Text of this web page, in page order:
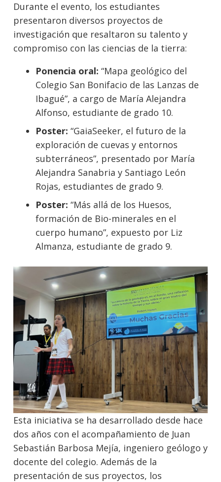
Durante el evento, los estudiantes
presentaron diversos proyectos de
investigación que resaltaron su talento y
compromiso con las ciencias de la tierra:
Ponencia oral: “Mapa geológico del
Colegio San Bonifacio de las Lanzas de
Ibagué”, a cargo de María Alejandra
Alfonso, estudiante de grado 10.
Poster: “GaiaSeeker, el futuro de la
exploración de cuevas y entornos
subterráneos”, presentado por María
Alejandra Sanabria y Santiago León
Rojas, estudiantes de grado 9.
Poster: “Más allá de los Huesos,
formación de Bio-minerales en el
cuerpo humano”, expuesto por Liz
Almanza, estudiante de grado 9.
Esta iniciativa se ha desarrollado desde hace
dos años con el acompañamiento de Juan
Sebastián Barbosa Mejía, ingeniero geólogo y
docente del colegio. Además de la
presentación de sus proyectos, los